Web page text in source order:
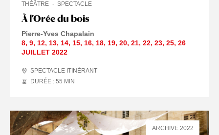
À l’Orée du bois
THÉÂTRE SPECTACLE
Pierre-Yves Chapalain
8, 9, 12, 13, 14, 15, 16, 18, 19, 20, 21, 22, 23, 25, 26
JUILLET 2022
SPECTACLE ITINÉRANT
DURÉE : 55 MIN
ARCHIVE 2022